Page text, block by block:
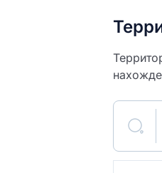
Введите свое